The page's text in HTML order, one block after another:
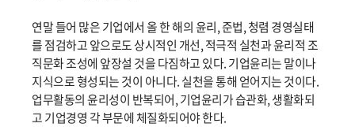
연말 들어 많은 기업에서 올 한 해의 윤리, 준법, 청렴 경영실태
를 점검하고 앞으로도 상시적인 개선, 적극적 실천과 윤리적 조
직문화 조성에 앞장설 것을 다짐하고 있다. 기업윤리는 말이나
지식으로 형성되는 것이 아니다. 실천을 통해 얻어지는 것이다.
업무활동의 윤리성이 반복되어, 기업윤리가 습관화, 생활화되
고 기업경영 각 부문에 체질화되어야 한다.